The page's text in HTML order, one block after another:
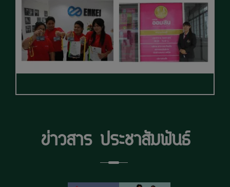
ข่าวสาร ประชาสัมพันธ์